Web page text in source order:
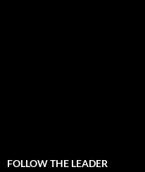
FOLLOW THE LEADER